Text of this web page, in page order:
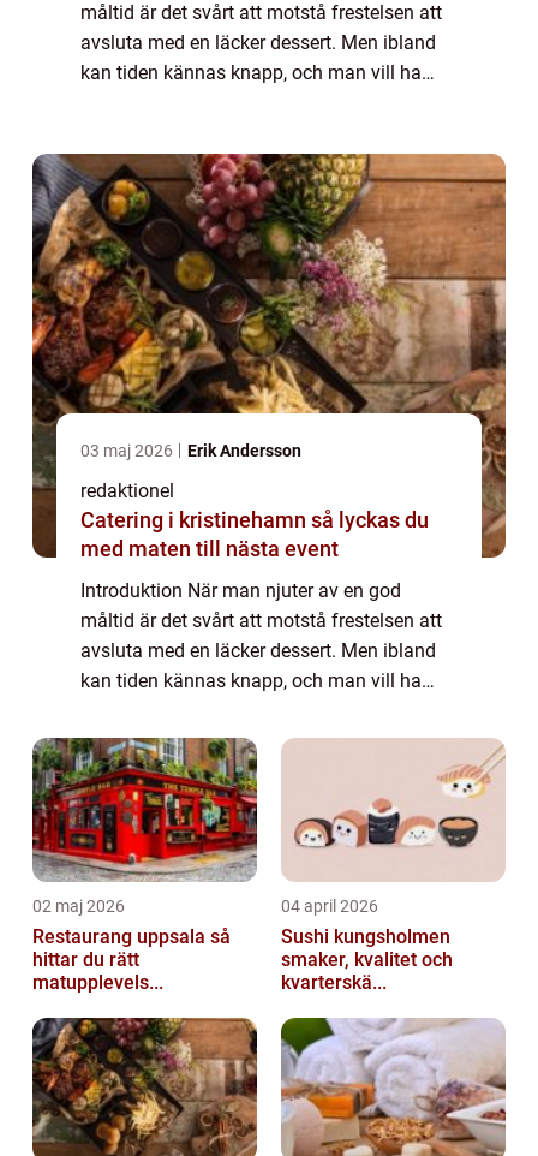
måltid är det svårt att motstå frestelsen att
avsluta med en läcker dessert. Men ibland
kan tiden kännas knapp, och man vill ha
kommer...
03 maj 2026 Erik Andersson
redaktionel
Catering i kristinehamn så lyckas du
med maten till nästa event
Introduktion När man njuter av en god
måltid är det svårt att motstå frestelsen att
avsluta med en läcker dessert. Men ibland
kan tiden kännas knapp, och man vill ha
tillfredsställer ens sötsug. I denna artikel
kommer...
02 maj 2026
Restaurang uppsala så
hittar du rätt
matupplevels...
04 april 2026
Sushi kungsholmen
smaker, kvalitet och
kvarterskä...